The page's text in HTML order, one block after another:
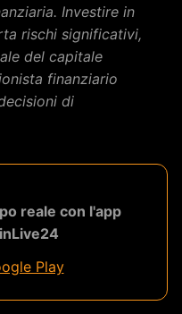
Investire in
rischi significativi,
del capitale
finanziario
di
reale con l'app
Play